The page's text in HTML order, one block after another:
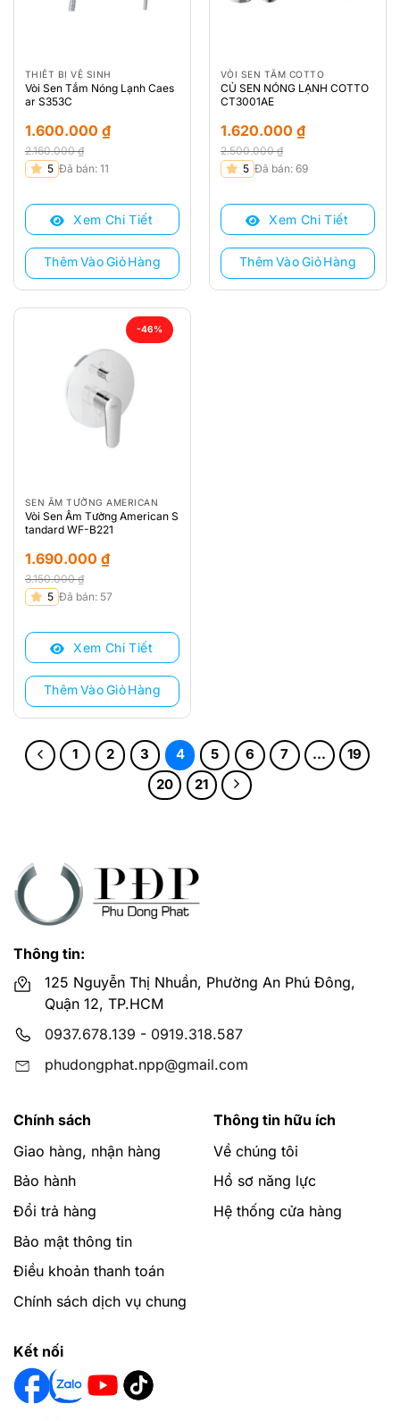
THIẾT BỊ VỆ SINH
Vòi Sen Tắm Nóng Lạnh Caes
ar S353C
2.160.000₫
Giá
là:
2.160.000 ₫.
1.600.000 ₫
Giá
tại
1.600.000 ₫.
5 Đã bán: 11
Xem Chi Tiết
Thêm Vào Giỏ Hàng
VÒI SEN TẮM COTTO
CỦ SEN NÓNG LẠNH COTTO
CT3001AE
2.500.000₫
Giá
là:
2.500.000 ₫.
1.620.000 ₫
Giá
tại
1.620.000 ₫.
5 Đã bán: 69
Xem Chi Tiết
Thêm Vào Giỏ Hàng
-46%
SEN ÂM TƯỜNG AMERICAN
Vòi Sen Âm Tường American S
tandard WF-B221
3.150.000₫
Giá
là:
3.150.000 ₫.
1.690.000 ₫
Giá
tại
1.690.000 ₫.
5 Đã bán: 57
Xem Chi Tiết
Thêm Vào Giỏ Hàng
1 2 3 4 5 6 7 …
19
20
21
Thông tin:
125 Nguyễn Thị Nhuần, Phường An Phú Đông,
Quận 12, TP.HCM
0937.678.139 - 0919.318.587
phudongphat.npp@gmail.com
Chính sách
Giao hàng, nhận hàng
Bảo hành
Đổi trả hàng
Bảo mật thông tin
Điều khoản thanh toán
Chính sách dịch vụ chung
Thông tin hữu ích
Về chúng tôi
Hồ sơ năng lực
Hệ thống cửa hàng
Kết nối